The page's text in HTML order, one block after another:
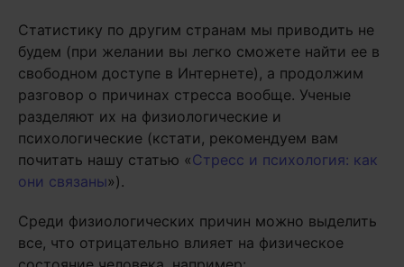
Статистику по другим странам мы приводить не
будем (при желании вы легко сможете найти ее в
свободном доступе в Интернете), а продолжим
разговор о причинах стресса вообще. Ученые
разделяют их на физиологические и
психологические (кстати, рекомендуем вам
почитать нашу статью «Стресс и психология: как
они связаны»).
Среди физиологических причин можно выделить
все, что отрицательно влияет на физическое